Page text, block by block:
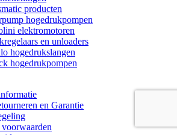
producten
hogedrukpompen
elektromotoren
en unloaders
hogedrukslangen
hogedrukpompen
en Garantie